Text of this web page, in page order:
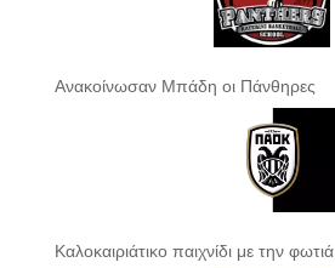
Ανακοίνωσαν Μπάδη οι Πάνθηρες
Καλοκαιριάτικο παιχνίδι με την φωτιά